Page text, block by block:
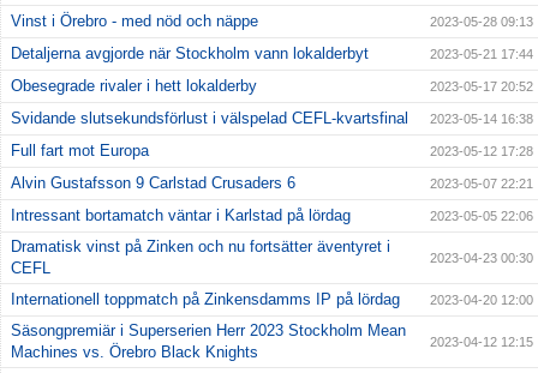
Vinst i Örebro - med nöd och näppe 2023-05-28 09:13
Detaljerna avgjorde när Stockholm vann lokalderbyt 2023-05-21 17:44
Obesegrade rivaler i hett lokalderby 2023-05-17 20:52
Svidande slutsekundsförlust i välspelad CEFL-kvartsfinal 2023-05-14 16:38
Full fart mot Europa 2023-05-12 17:28
Alvin Gustafsson 9 Carlstad Crusaders 6 2023-05-07 22:21
Intressant bortamatch väntar i Karlstad på lördag 2023-05-05 22:06
Dramatisk vinst på Zinken och nu fortsätter äventyret i
CEFL
2023-04-23 00:30
Internationell toppmatch på Zinkensdamms IP på lördag 2023-04-20 12:00
Säsongpremiär i Superserien Herr 2023 Stockholm Mean
Machines vs. Örebro Black Knights
2023-04-12 12:15